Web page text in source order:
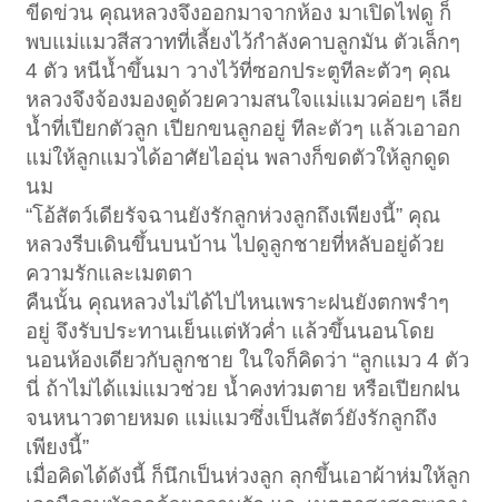
ขีดข่วน คุณหลวงจึงออกมาจากห้อง มาเปิดไฟดู ก็
พบแม่แมวสีสวาทที่เลี้ยงไว้กำลังคาบลูกมัน ตัวเล็กๆ
4 ตัว หนีน้ำขึ้นมา วางไว้ที่ซอกประตูทีละตัวๆ คุณ
หลวงจึงจ้องมองดูด้วยความสนใจแม่แมวค่อยๆ เลีย
น้ำที่เปียกตัวลูก เปียกขนลูกอยู่ ทีละตัวๆ แล้วเอาอก
แม่ให้ลูกแมวได้อาศัยไออุ่น พลางก็ขดตัวให้ลูกดูด
นม
“โอ้สัตว์เดียรัจฉานยังรักลูกห่วงลูกถึงเพียงนี้” คุณ
หลวงรีบเดินขึ้นบนบ้าน ไปดูลูกชายที่หลับอยู่ด้วย
ความรักและเมตตา
คืนนั้น คุณหลวงไม่ได้ไปไหนเพราะฝนยังตกพรำๆ
อยู่ จึงรับประทานเย็นแต่หัวค่ำ แล้วขึ้นนอนโดย
นอนห้องเดียวกับลูกชาย ในใจก็คิดว่า “ลูกแมว 4 ตัว
นี่ ถ้าไม่ได้แม่แมวช่วย น้ำคงท่วมตาย หรือเปียกฝน
จนหนาวตายหมด แม่แมวซึ่งเป็นสัตว์ยังรักลูกถึง
เพียงนี้”
เมื่อคิดได้ดังนี้ ก็นึกเป็นห่วงลูก ลุกขึ้นเอาผ้าห่มให้ลูก